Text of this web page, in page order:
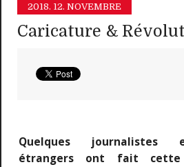
2018. 12. NOVEMBRE
Caricature &
Quelques journalistes
étrangers ont fait cette